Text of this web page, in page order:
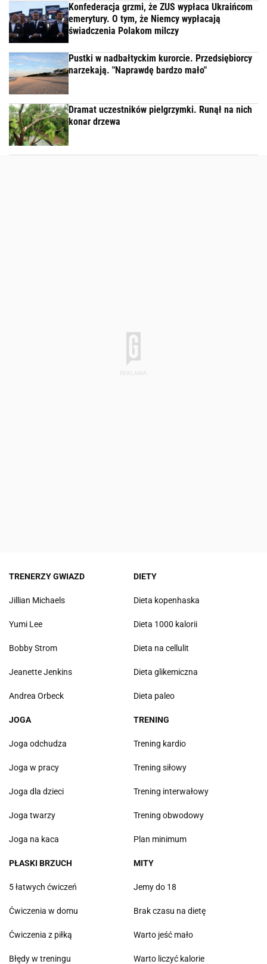
Konfederacja grzmi, że ZUS wypłaca Ukraińcom
emerytury. O tym, że Niemcy wypłacają
świadczenia Polakom milczy
Pustki w nadbałtyckim kurorcie. Przedsiębiorcy
narzekają. "Naprawdę bardzo mało"
Dramat uczestników pielgrzymki. Runął na nich
konar drzewa
TRENERZY GWIAZD
Jillian Michaels
Yumi Lee
Bobby Strom
Jeanette Jenkins
Andrea Orbeck
DIETY
Dieta kopenhaska
Dieta 1000 kalorii
Dieta na cellulit
Dieta glikemiczna
Dieta paleo
JOGA
Joga odchudza
Joga w pracy
Joga dla dzieci
Joga twarzy
Joga na kaca
TRENING
Trening kardio
Trening siłowy
Trening interwałowy
Trening obwodowy
Plan minimum
PŁASKI BRZUCH
5 łatwych ćwiczeń
Ćwiczenia w domu
Ćwiczenia z piłką
Błędy w treningu
MITY
Jemy do 18
Brak czasu na dietę
Warto jeść mało
Warto liczyć kalorie